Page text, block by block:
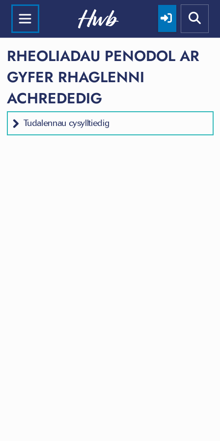
RHEOLIADAU PENODOL AR
GYFER RHAGLENNI
ACHREDEDIG
Tudalennau cysylltiedig